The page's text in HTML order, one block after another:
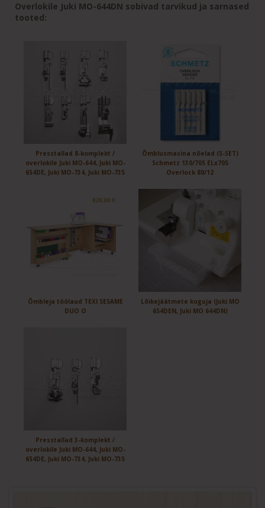
Overlokile Juki MO-644DN sobivad tarvikud ja sarnased
tooted:
Presstallad 8-komplekt /
overlokile Juki MO-644, Juki MO-
654DE, Juki MO-734, Juki MO-735
Õmblusmasina nõelad (5-SET)
Schmetz 130/705 ELx705
Overlock 80/12
Õmbleja töölaud TEXI SESAME
DUO O
Lõikejäätmete koguja (Juki MO
654DEN, Juki MO 644DN)
Presstallad 3-komplekt /
overlokile Juki MO-644, Juki MO-
654DE, Juki MO-734, Juki MO-735